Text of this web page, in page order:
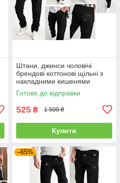
Штани, джинси чоловічі
брендові коттонові щільні з
накладними кишенями
"карго" MIGACH, Туреччина
Готово до відправки
525 ₴ 1 500 ₴
Купити
–65%